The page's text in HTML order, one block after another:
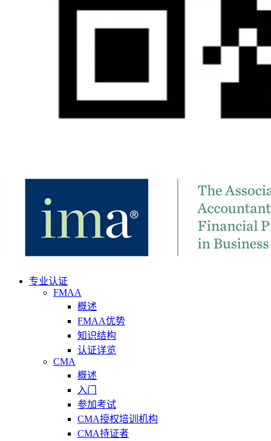
专业认证
FMAA
概述
FMAA优势
知识结构
认证详览
CMA
概述
入门
参加考试
CMA授权培训机构
CMA持证者